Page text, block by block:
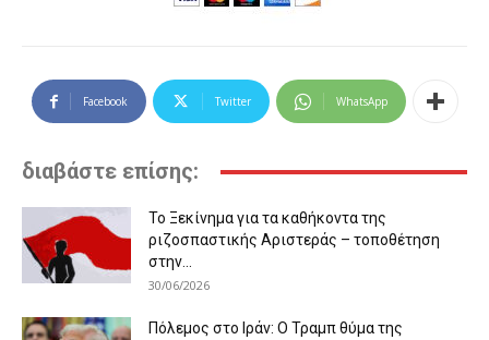
Facebook Twitter WhatsApp
διαβάστε επίσης:
Το Ξεκίνημα για τα καθήκοντα της
ριζοσπαστικής Αριστεράς – τοποθέτηση
στην...
30/06/2026
Πόλεμος στο Ιράν: Ο Τραμπ θύμα της